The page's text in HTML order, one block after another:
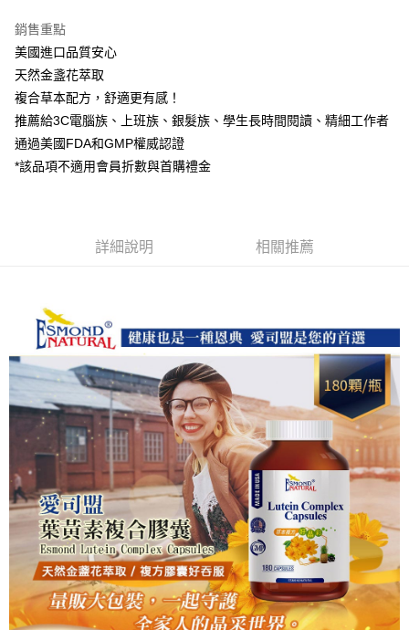
運送方式
全家取貨付款
每筆NT$60，滿NT$1,000(含以上)免運費
付款後全家取貨
每筆NT$60，滿NT$1,000(含以上)免運費
宅配
每筆NT$120，滿NT$1,000(含以上)免運費
銷售重點
美國進口品質安心
天然金盞花萃取
複合草本配方，舒適更有感！
推薦給3C電腦族、上班族、銀髮族、學生長時間閱讀、精細工作者
通過美國FDA和GMP權威認證
*該品項不適用會員折數與首購禮金
詳細說明 相關推薦